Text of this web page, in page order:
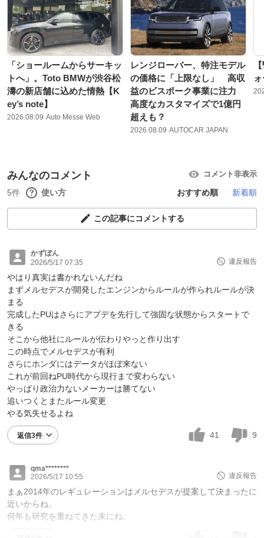
「ショールームからサーキッ
トへ」。Toto BMWが渋谷松
濤の新店舗に込めた情熱【K
ey’s note】
2026.08.09 Auto Messe Web
レンジローバー、特注モデル
の価格に「上限なし」 高収
益のビスポーク事業に注力
高度なカスタマイズで1億円
超えも？
2026.08.09 AUTOCAR JAPAN
みんなのコメント コメント非表示
5件 使い方 おすすめ順 新着順
この記事にコメントする
かずぼん
2026/5/17 07:35
違反報告
やはり真実は書かれないんだね
まずメルセデスが開発したエンジンからルールが作られルールが決
まる
完成したPUはさらにアプデを先行して強固な状態からスタートで
きる
そこから他社にルールが伝わりやっと作り出す
この時点でメルセデスが有利
さらにホンダにはデータがほぼ来ない
これが前回ねPU時代から現行まで変わらない
やっぱり政治力ないメーカーは勝てない
追いつくとまたルール変更
やる気失せるよね
返信3件 41 9
qma********
2026/5/17 10:55
違反報告
まぁ2014年のレギュレーションはメルセデスが提案して決まったに
近いからね。
何年も研究を重ねてきた末にね。